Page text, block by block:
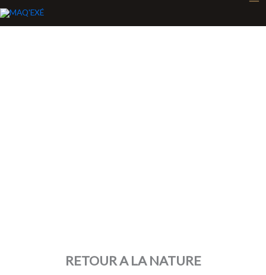
Aller
au
RETOUR A LA NATURE